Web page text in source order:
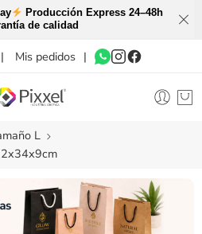
Producción Express 24–48h
de calidad
| Mis pedidos |
L